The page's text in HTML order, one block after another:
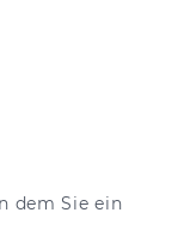
dem Sie ein